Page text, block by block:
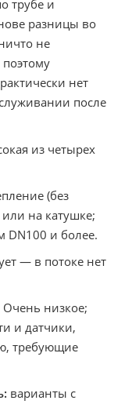
трубе и
разницы во
не
поэтому
нет
после
из четырех
(без
на катушке;
DN100 и более.
— в потоке нет
Очень низкое;
и датчики,
требующие
варианты с